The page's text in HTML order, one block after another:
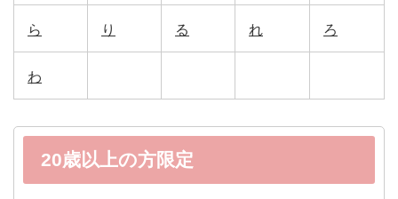
ら り る れ ろ
わ
20歳以上の方限定